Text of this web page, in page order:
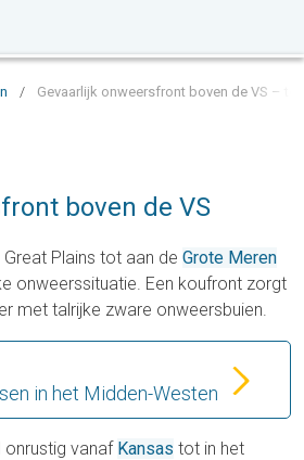
/ Gevaarlijk onweersfront boven de VS –
boven de VS
Plains tot aan de Grote Meren
onweerssituatie. Een koufront zorgt
met talrijke zware onweersbuien.
in het Midden-Westen
vanaf Kansas tot in het